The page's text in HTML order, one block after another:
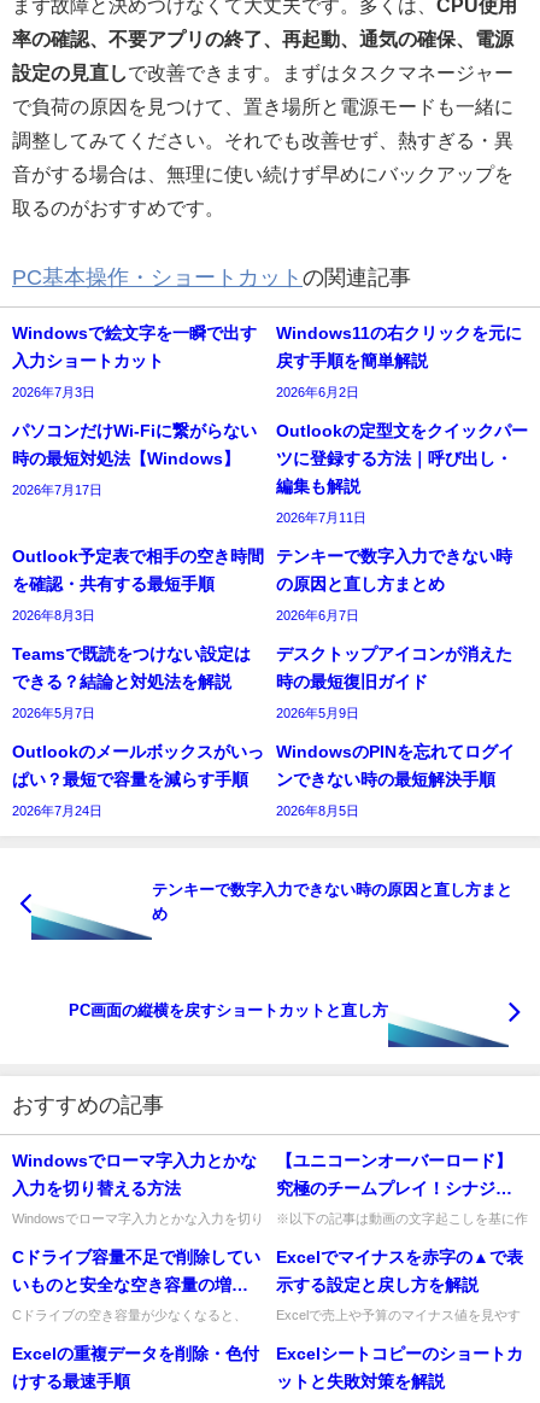
まず故障と決めつけなくて大丈夫です。多くは、 CPU使用
率の確認、不要アプリの終了、再起動、通気の確保、電源
設定の見直しで改善できます。まずはタスクマネージャー
で負荷の原因を見つけて、置き場所と電源モードも一緒に
調整してみてください。それでも改善せず、熱すぎる・異
音がする場合は、無理に使い続けず早めにバックアップを
取るのがおすすめです。
PC基本操作・ショートカット の関連記事
Windowsで絵文字を一瞬で出す
入力ショートカット
2026年7月3日
Windows11の右クリックを元に
戻す手順を簡単解説
2026年6月2日
パソコンだけWi-Fiに繋がらない
時の最短対処法【Windows】
2026年7月17日
Outlookの定型文をクイックパー
ツに登録する方法｜呼び出し・
編集も解説
2026年7月11日
Outlook予定表で相手の空き時間
を確認・共有する最短手順
2026年8月3日
テンキーで数字入力できない時
の原因と直し方まとめ
2026年6月7日
Teamsで既読をつけない設定は
できる？結論と対処法を解説
2026年5月7日
デスクトップアイコンが消えた
時の最短復旧ガイド
2026年5月9日
Outlookのメールボックスがいっ
ぱい？最短で容量を減らす手順
2026年7月24日
WindowsのPINを忘れてログイ
ンできない時の最短解決手順
2026年8月5日
テンキーで数字入力できない時の原因と直し方まと
め
PC画面の縦横を戻すショートカットと直し方
おすすめの記事
Windowsでローマ字入力とかな
入力を切り替える方法
Windowsでローマ字入力とかな入力を切り
おくと安心です。仕事中に急に「あ」が直
接入らなくなったり、...
【ユニコーンオーバーロード】
究極のチームプレイ！シナジー
抜群の編成大解析【アトラス×ヴ
※以下の記事は動画の文字起こしを基に作
正確で詳細な情報は上部の動画をご覧くだ
さい。中央の再生ボタンをク...
Cドライブ容量不足で削除してい
いものと安全な空き容量の増や
し方
Cドライブの空き容量が少なくなると、
ラウザの動作が重くなったりして、仕事が
止まりやす...
Excelでマイナスを赤字の▲で表
示する設定と戻し方を解説
Excelで売上や予算のマイナス値を見やす
「▲」を付ける表示形式が便利です。数式
や元データを変えず、見た目...
Excelの重複データを削除・色付
けする最速手順
Excelシートコピーのショートカ
ットと失敗対策を解説